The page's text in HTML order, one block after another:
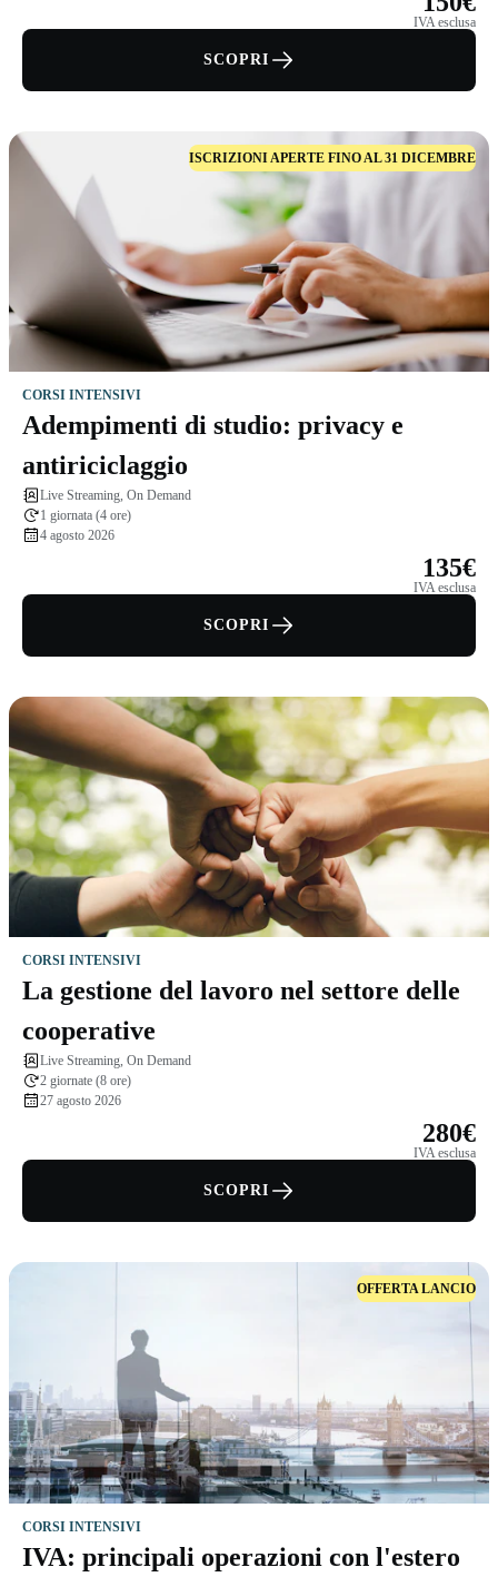
IVA esclusa
SCOPRI
ISCRIZIONI APERTE FINO AL 31 DICEMBRE
CORSI INTENSIVI
Adempimenti di studio: privacy e
antiriciclaggio
Live Streaming, On Demand
1 giornata (4 ore)
4 agosto 2026
135€
IVA esclusa
SCOPRI
CORSI INTENSIVI
La gestione del lavoro nel settore delle
cooperative
Live Streaming, On Demand
2 giornate (8 ore)
27 agosto 2026
280€
IVA esclusa
SCOPRI
OFFERTA LANCIO
CORSI INTENSIVI
IVA: principali operazioni con l'estero